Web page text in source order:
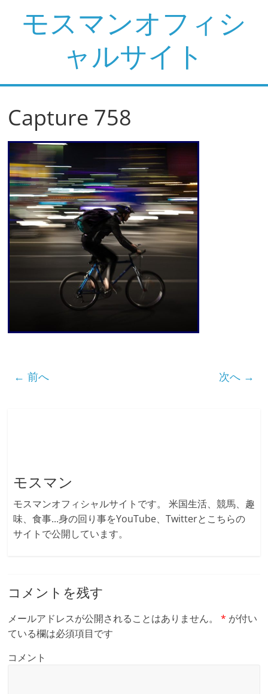
へ
プ
モスマンオフィシ
ャルサイト
Capture 758
← 前へ 次へ →
モスマン
モスマンオフィシャルサイトです。 米国生活、競馬、趣
味、食事...身の回り事をYouTube、Twitterとこちらの
サイトで公開しています。
コメントを残す
メールアドレスが公開されることはありません。 * が付い
ている欄は必須項目です
コメント